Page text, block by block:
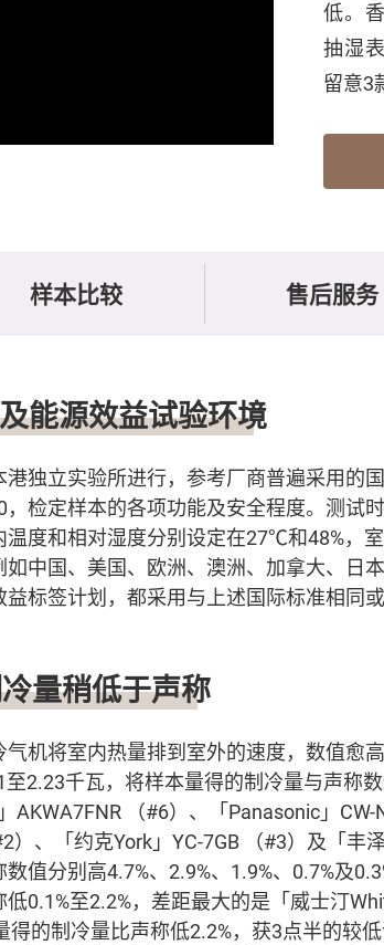
低。
抽湿
留意3
样本比较 售后服务
能源效益试验环境
港独立实验所进行，参考厂商普遍采用的
，检定样本的各项功能及安全程度。测试
温度和相对湿度分别设定在27℃和48%，
如中国、美国、欧洲、澳洲、加拿大、日
标签计划，都采用与上述国际标准相同
量稍低于声称
气机将室内热量排到室外的速度，数值愈
至2.23千瓦，将样本量得的制冷量与声称
AKWA7FNR （#6）、「Panasonic」
）、「约克York」YC-7GB （#3）及「丰
数值分别高4.7%、2.9%、1.9%、0.7%及
低0.1%至2.2%，差距最大的是「威士汀
得的制冷量比声称低2.2%，获3点半的较